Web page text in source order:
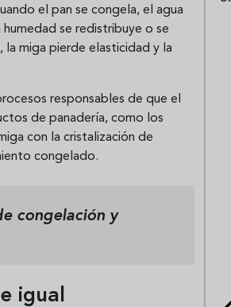
el pan se congela, el agua
se redistribuye o se
, la miga pierde elasticidad y la
responsables de que el
de panadería, como los
con la cristalización de
congelado.
congelación y
igual